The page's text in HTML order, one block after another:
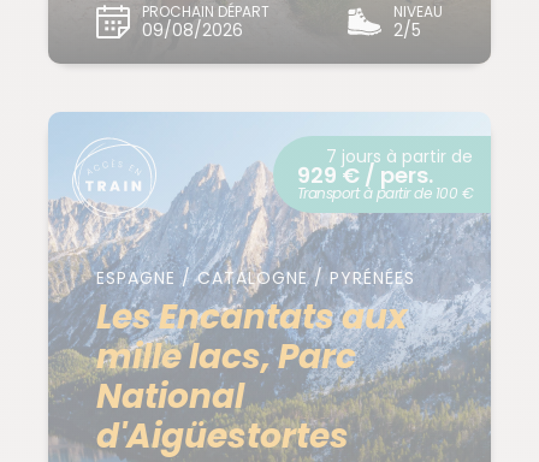
PROCHAIN DÉPART
09/08/2026
NIVEAU
2/5
ESPAGNE / CATALOGNE / PYRÉNÉES
Les Encantats aux
mille lacs, Parc
National
d'Aigüestortes
7 jours à partir de
929 € / pers.
Transport à partir de 100 €